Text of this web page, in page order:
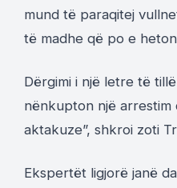
mund të paraqitej
të madhe që po e
Dërgimi i një letre të
nënkupton një arrestim
aktakuze”, shkroi zoti
Ekspertët ligjorë janë